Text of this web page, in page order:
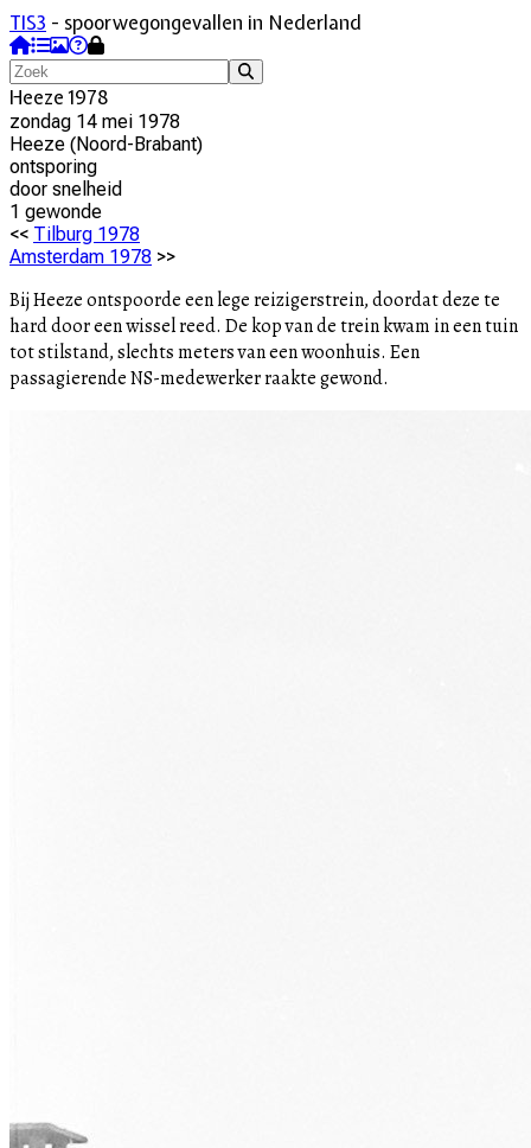
TIS3 - spoorwegongevallen in Nederland
Heeze 1978
zondag 14 mei 1978
Heeze (Noord-Brabant)
ontsporing
door snelheid
1 gewonde
<< Tilburg 1978
Amsterdam 1978 >>
Bij Heeze ontspoorde een lege reizigerstrein, doordat deze te
hard door een wissel reed. De kop van de trein kwam in een tuin
tot stilstand, slechts meters van een woonhuis. Een
passagierende NS-medewerker raakte gewond.